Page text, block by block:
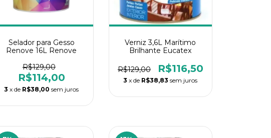
Selador para Gesso
Renove 16L Renove
R$129,00
R$114,00
3 x de R$38,00 sem juros
Verniz 3,6L Marítimo
Brilhante Eucatex
R$129,00 R$116,50
3 x de R$38,83 sem juros